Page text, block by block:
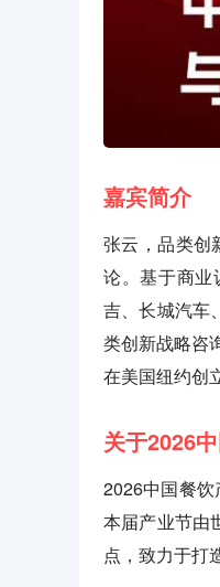
嘉宾简介
张云，品类创
论。基于商业
吉、长城汽车
类创新战略咨
在美国纽约创
关于2026
2026中国餐饮
本届产业节由
点，致力于打